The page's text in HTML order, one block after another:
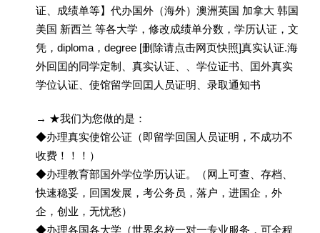
证、成绩单等】代办国外（海外）澳洲英国 加拿大 韩国
美国 新西兰 等各大学，修改成绩单分数，学历认证，文
凭，diploma，degree [删除请点击网页快照]真实认证.海
外回囯的同学定制、真实认证、、学位证书、囯外真实
学位认证、使馆留学回囯人员证明、录取通知书
→ ★我们为您做的是：
◆办理真实使馆公证（即留学回国人员证明，不成功不
收费！！！）
◆办理教育部国外学位学历认证。（网上可查、存档、
快速稳妥，回国发展，考公务员，落户，进国企，外
企，创业，无忧愁）
◆办理各国各大学（世界名校一对一专业服务，可全程